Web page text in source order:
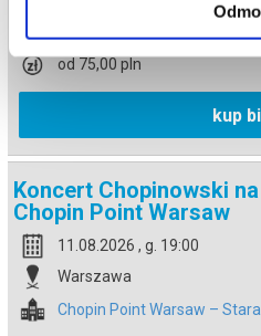
od 75,00 pln
kup
Koncert Chopinowski
Chopin Point Warsaw
11.08.2026 , g. 19:00
Warszawa
Chopin Point Warsaw – Stara